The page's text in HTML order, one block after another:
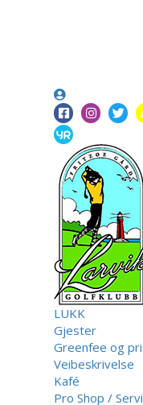
LUKK
Gjester
Greenfee og
Veibeskrivelse
Kafé
Pro Shop /